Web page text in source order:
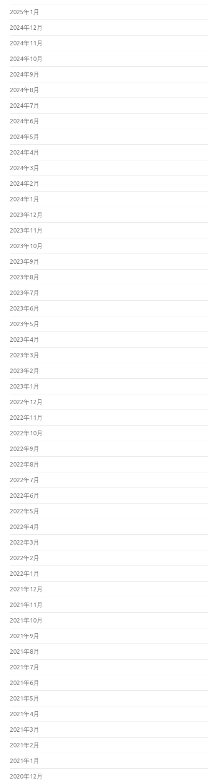
2025年1月
2024年12月
2024年11月
2024年10月
2024年9月
2024年8月
2024年7月
2024年6月
2024年5月
2024年4月
2024年3月
2024年2月
2024年1月
2023年12月
2023年11月
2023年10月
2023年9月
2023年8月
2023年7月
2023年6月
2023年5月
2023年4月
2023年3月
2023年2月
2023年1月
2022年12月
2022年11月
2022年10月
2022年9月
2022年8月
2022年7月
2022年6月
2022年5月
2022年4月
2022年3月
2022年2月
2022年1月
2021年12月
2021年11月
2021年10月
2021年9月
2021年8月
2021年7月
2021年6月
2021年5月
2021年4月
2021年3月
2021年2月
2021年1月
2020年12月